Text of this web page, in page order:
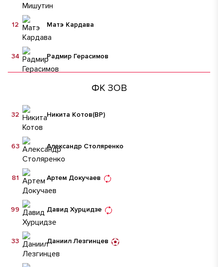
Матэ Кардава
12
Радмир Герасимов
34
ФК ЗОВ
Никита Котов(ВР)
32
Александр Столяренко
63
Артем Докучаев
81
Давид Хурцидзе
99
Даниил Лезгинцев
33